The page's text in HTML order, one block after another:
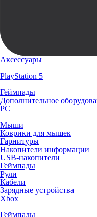
Аксессуары
PlayStation 5
Геймпады
Дополнительное
PC
Мыши
Коврики для мышек
Гарнитуры
Накопители информации
USB-накопители
Геймпады
Рули
Кабели
Зарядные устройства
Xbox
Геймпады